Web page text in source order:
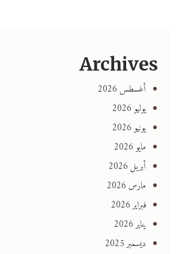
Archives
أغسطس 2026
يوليو 2026
يونيو 2026
مايو 2026
أبريل 2026
مارس 2026
فبراير 2026
يناير 2026
ديسمبر 2025